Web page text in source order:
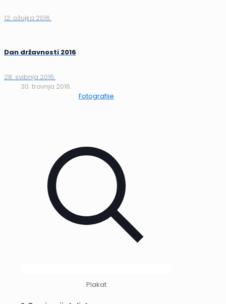
12. ožujka 2016.
Dan državnosti 2016
28. svibnja 2016.
30. travnja 2016.
Fotografije
Plakat